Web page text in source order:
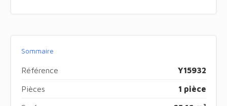
Sommaire
Référence Y15932
Pièces 1 pièce